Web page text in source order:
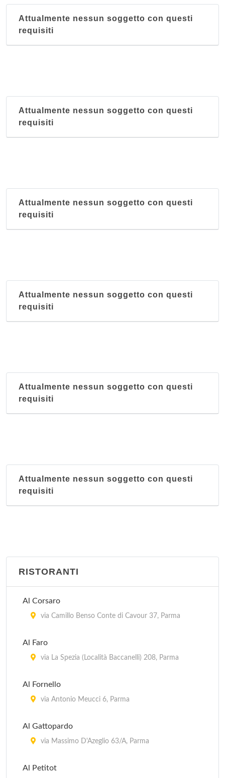
Attualmente nessun soggetto con questi
requisiti
Attualmente nessun soggetto con questi
requisiti
Attualmente nessun soggetto con questi
requisiti
Attualmente nessun soggetto con questi
requisiti
Attualmente nessun soggetto con questi
requisiti
Attualmente nessun soggetto con questi
requisiti
RISTORANTI
Al Corsaro
via Camillo Benso Conte di Cavour 37, Parma
Al Faro
via La Spezia (Località Baccanelli) 208, Parma
Al Fornello
via Antonio Meucci 6, Parma
Al Gattopardo
via Massimo D'Azeglio 63/A, Parma
Al Petitot